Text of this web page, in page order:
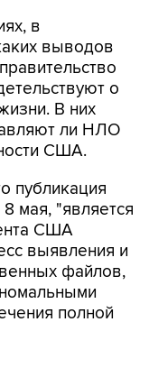
в
выводов
о
В них
ли НЛО
США.
публикация
мая, "является
США
выявления и
файлов,
полной